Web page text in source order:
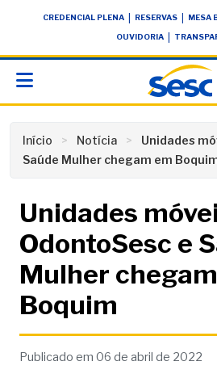
conteúdoCREDENCIAL PLENA RESERVAS MESA
OUVIDORIA
Início Notícia
Unidades
Saúde Mulher chegam em
Unidades
OdontoSesc e
Mulher
Boquim
Publicado em 06 de abril de 2022